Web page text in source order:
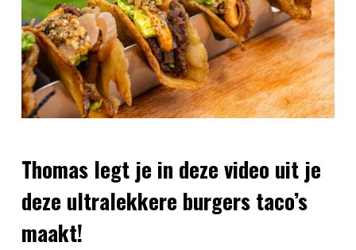
Thomas legt je in deze video uit je
deze ultralekkere burgers taco’s
maakt!